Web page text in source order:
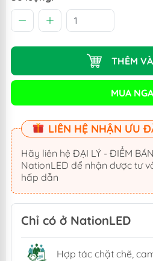
THÊM
MUA
LIÊN HỆ NHẬN ƯU
Hãy liên hệ ĐẠI LÝ - ĐIỂM
NationLED để nhận được tư
hấp dẫn
Chỉ có ở NationLED
Hợp tác chặt chẽ,